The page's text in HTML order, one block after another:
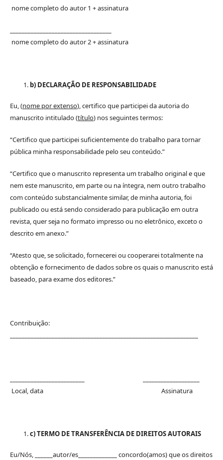
nome completo do autor 1 + assinatura
nome completo do autor 2 + assinatura
b) DECLARAÇÃO DE RESPONSABILIDADE
Eu, (nome por extenso), certifico que participei da autoria do
manuscrito intitulado (título) nos seguintes termos:
“Certifico que participei suficientemente do trabalho para tornar
pública minha responsabilidade pelo seu conteúdo.”
“Certifico que o manuscrito representa um trabalho original e que
nem este manuscrito, em parte ou na íntegra, nem outro trabalho
com conteúdo substancialmente similar, de minha autoria, foi
publicado ou está sendo considerado para publicação em outra
revista, quer seja no formato impresso ou no eletrônico, exceto o
descrito em anexo.”
“Atesto que, se solicitado, fornecerei ou cooperarei totalmente na
obtenção e fornecimento de dados sobre os quais o manuscrito está
baseado, para exame dos editores.”
Contribuição:
Local, data Assinatura
c) TERMO DE TRANSFERÊNCIA DE DIREITOS AUTORAIS
Eu/Nós, ______autor/es_____________ concordo(amos) que os direitos